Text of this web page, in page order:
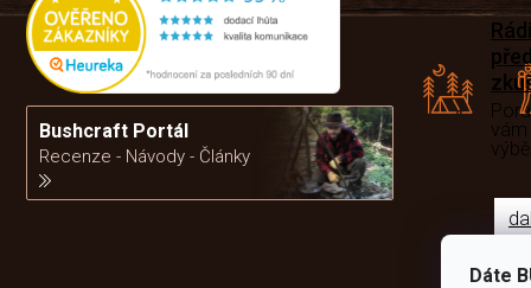
Dáte
Bushcraft Portál
Recenze - Návody - Články
Rádi
vám